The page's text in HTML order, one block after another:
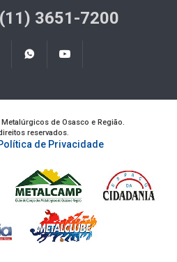
3651-7200
de Osasco e Região.
reservados.
de Privacidade